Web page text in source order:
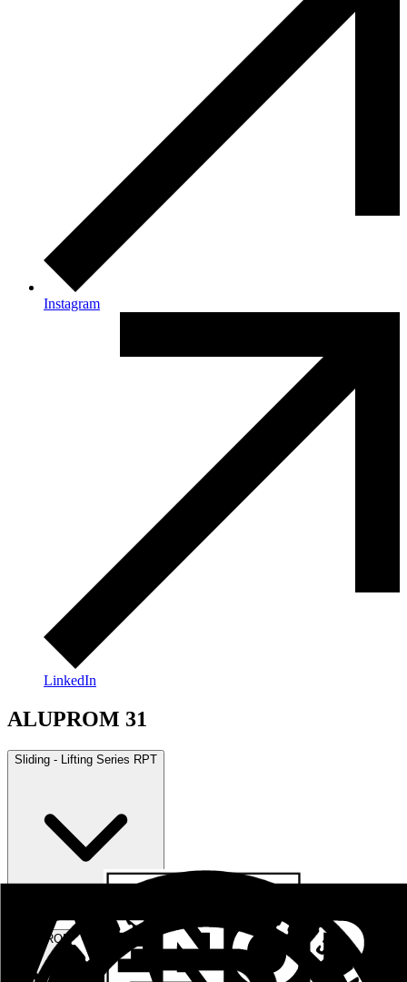
Instagram
LinkedIn
ALUPROM 31
Sliding - Lifting Series RPT
Practical Series
Sliding - Raisable Series
Practicable Series RPT European Channel
ALUPROM 31